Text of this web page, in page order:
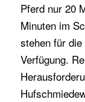
Pferd nur 20
Minuten im
stehen für
Verfügung.